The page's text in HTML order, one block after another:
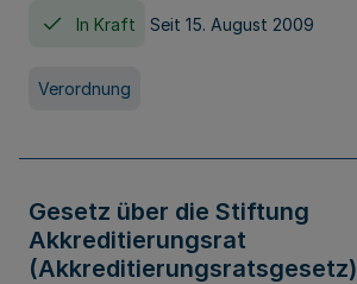
In Kraft Seit 15. August 2009
Verordnung
Gesetz über die Stiftung
Akkreditierungsrat
(Akkreditierungsratsgesetz)